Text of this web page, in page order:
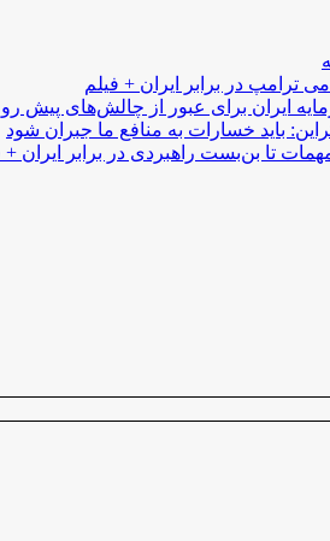
ترامپ در برابر ایران + فیلم
ایران برای عبور از چالش‌های پیش
باید خسارات به منافع ما جبران شود
تا بن‌بست راهبردی در برابر ایران +